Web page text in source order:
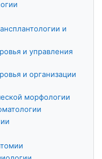
и
и управления
и организации
морфологии